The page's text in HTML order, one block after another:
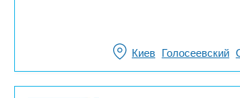
Киев Голосеевский